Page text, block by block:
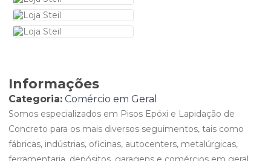
Informações
Categoria: Comércio em Geral
Somos especializados em Pisos Epóxi e Lapidação de
Concreto para os mais diversos seguimentos, tais como
fábricas, indústrias, oficinas, autocenters, metalúrgicas,